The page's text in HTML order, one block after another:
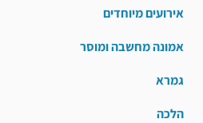
אירועים מיוחדים
אמונה מחשבה ומוסר
גמרא
הלכה